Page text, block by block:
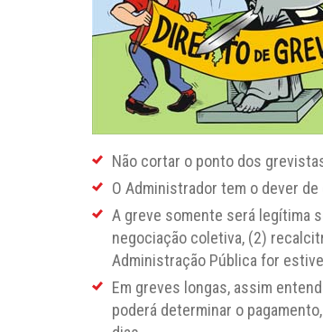
Não cortar o ponto dos
O Administrador tem o dever
A greve somente será legítima
negociação coletiva, (2)
Administração Pública for
Em greves longas, assim
poderá determinar o